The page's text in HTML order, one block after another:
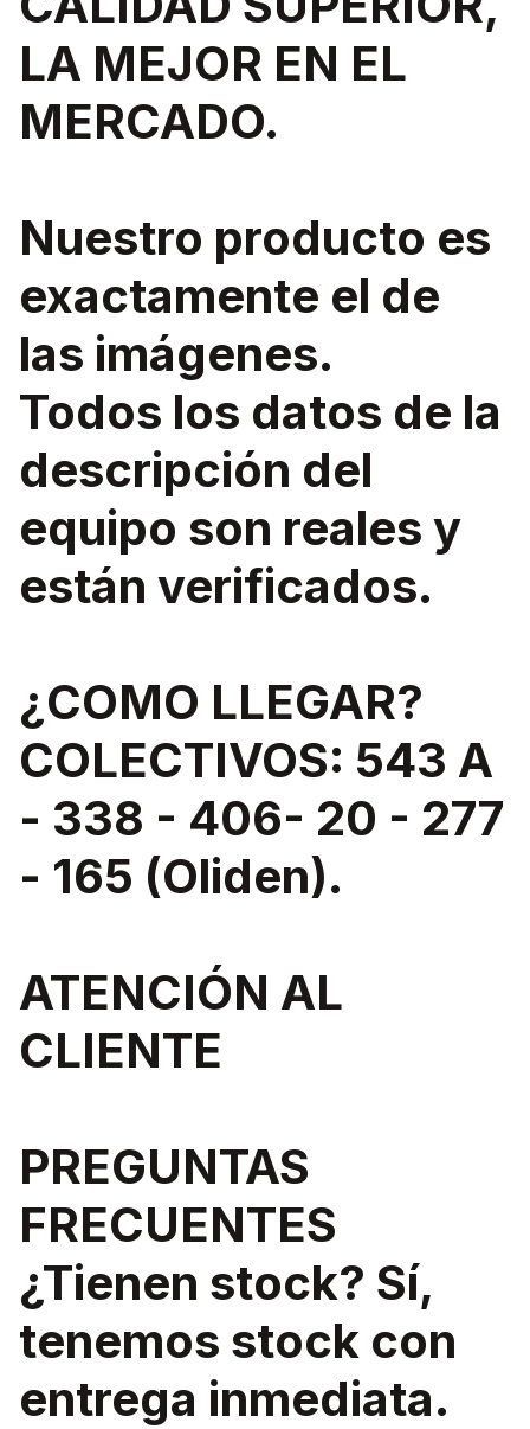
LA MEJOR EN EL
MERCADO.
Nuestro producto es
exactamente el de
las imágenes.
Todos los datos de la
descripción del
equipo son reales y
están verificados.
¿COMO LLEGAR?
COLECTIVOS: 543 A
- 338 - 406- 20 - 277
- 165 (Oliden).
ATENCIÓN AL
CLIENTE
PREGUNTAS
FRECUENTES
¿Tienen stock? Sí,
tenemos stock con
entrega inmediata.